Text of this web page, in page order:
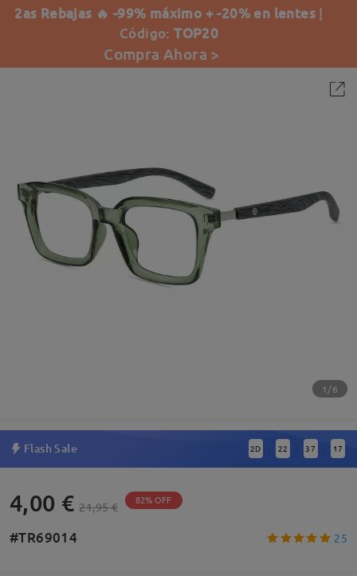
2as Rebajas 🔥 -99% máximo + -20% en lentes |
Código:TOP20
Compra Ahora >
1/6
Flash Sale 2D : 22 : 37 : 17
4,00 € 21,95 € 82% OFF
#TR69014 25